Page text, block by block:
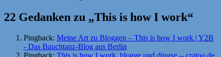
22 Gedanken zu „This is how I work“
Pingback: Meine Art zu Bloggen – This is how I work | Y2B
- Das Bauchtanz-Blog aus Berlin
Pingback: This is how I work, blogge und dingse -- cratoo.de